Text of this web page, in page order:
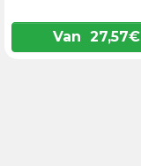
Van 27,57€